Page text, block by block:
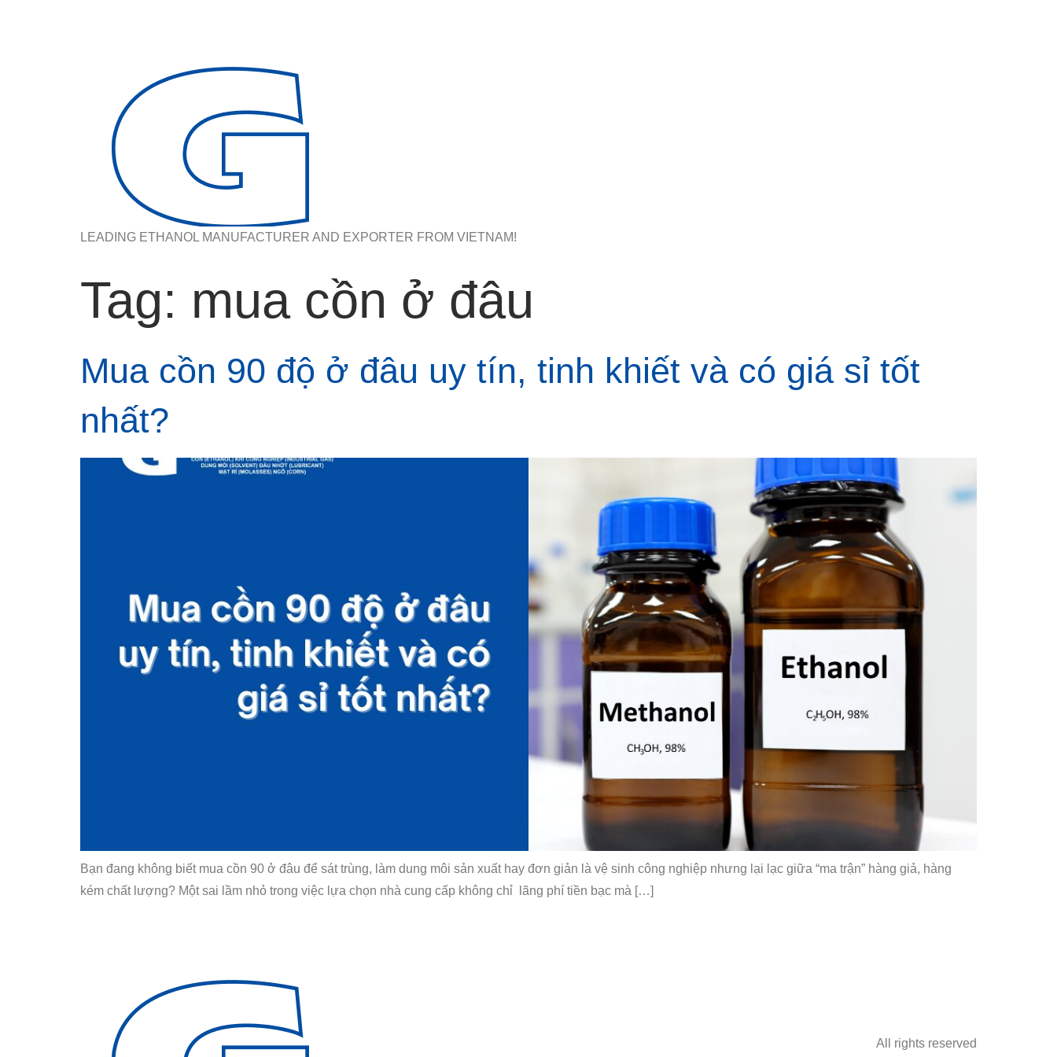
LEADING ETHANOL MANUFACTURER AND EXPORTER FROM VIETNAM!
Tag: mua cồn ở đâu
Mua cồn 90 độ ở đâu uy tín, tinh khiết và có giá sỉ tốt
nhất?
Bạn đang không biết mua cồn 90 ở đâu để sát trùng, làm dung môi sản xuất hay đơn giản là vệ sinh công nghiệp nhưng lại lạc giữa “ma trận” hàng giả, hàng
kém chất lượng? Một sai lầm nhỏ trong việc lựa chọn nhà cung cấp không chỉ lãng phí tiền bạc mà […]
All rights reserved